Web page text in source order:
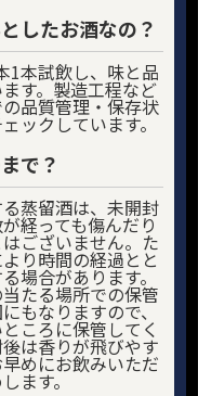
したお酒なの？
1本試飲し、味と品
す。製造工程など
品質管理・保存状
ックしています。
で？
蒸留酒は、未開封
経っても傷んだり
ございません。た
り時間の経過とと
場合があります。
たる場所での保管
もなりますので、
ころに保管してく
は香りが飛びやす
めにお飲みいただ
ます。